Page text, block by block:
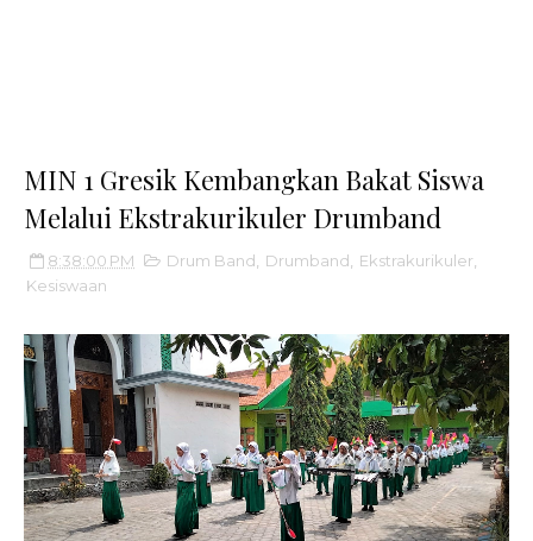
MIN 1 Gresik Kembangkan Bakat Siswa
Melalui Ekstrakurikuler Drumband
8:38:00 PM Drum Band Drumband Ekstrakurikuler
Kesiswaan